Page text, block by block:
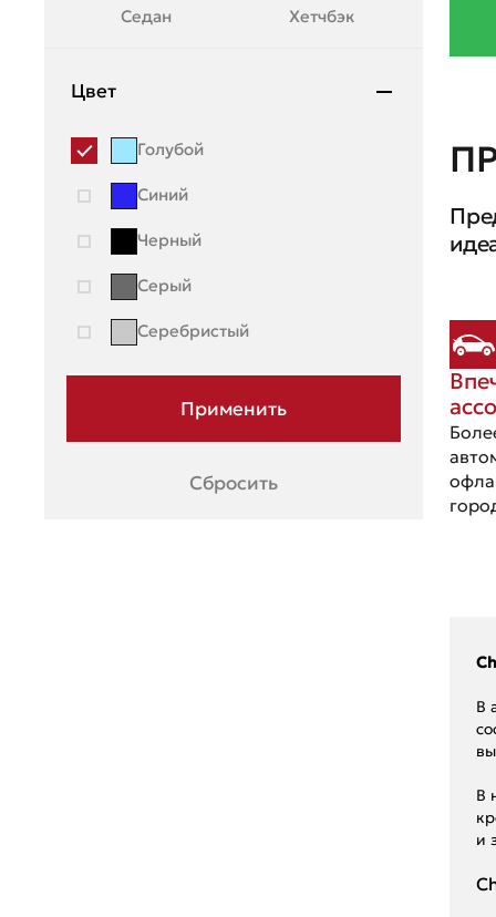
Mercedes-Benz
Moskvich
Nissan
OMODA
Opel
Седан Хетчбэк
Цвет
Голубой
Синий
Черный
Серый
Серебристый
Сбросить
В
В
и